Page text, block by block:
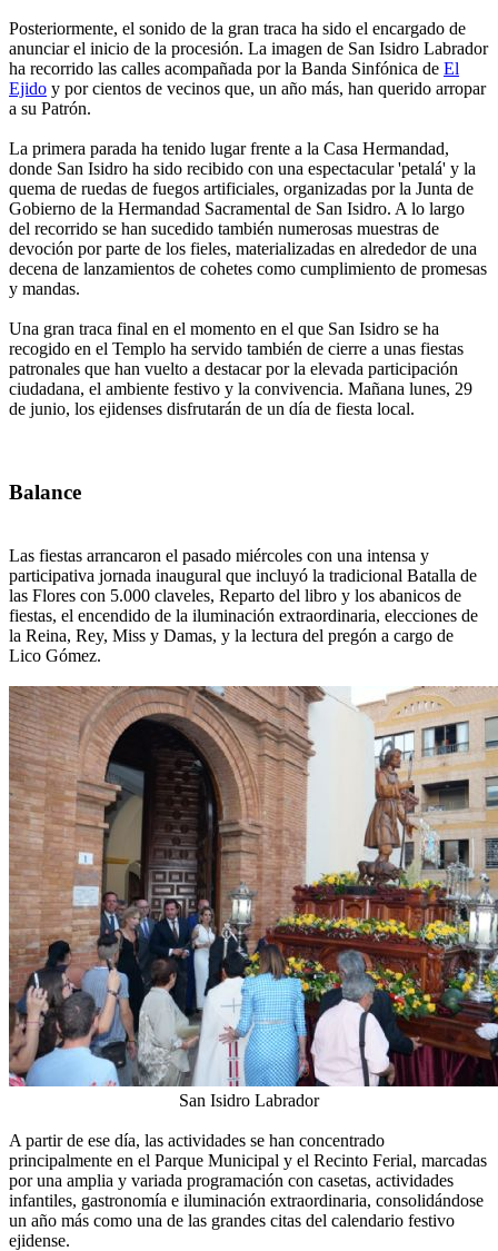
Posteriormente, el sonido de la gran traca ha sido el encargado de
anunciar el inicio de la procesión. La imagen de San Isidro Labrador
ha recorrido las calles acompañada por la Banda Sinfónica de El
Ejido y por cientos de vecinos que, un año más, han querido arropar
a su Patrón.
La primera parada ha tenido lugar frente a la Casa Hermandad,
donde San Isidro ha sido recibido con una espectacular 'petalá' y la
quema de ruedas de fuegos artificiales, organizadas por la Junta de
Gobierno de la Hermandad Sacramental de San Isidro. A lo largo
del recorrido se han sucedido también numerosas muestras de
devoción por parte de los fieles, materializadas en alrededor de una
decena de lanzamientos de cohetes como cumplimiento de promesas
y mandas.
Una gran traca final en el momento en el que San Isidro se ha
recogido en el Templo ha servido también de cierre a unas fiestas
patronales que han vuelto a destacar por la elevada participación
ciudadana, el ambiente festivo y la convivencia. Mañana lunes, 29
de junio, los ejidenses disfrutarán de un día de fiesta local.
Balance
Las fiestas arrancaron el pasado miércoles con una intensa y
participativa jornada inaugural que incluyó la tradicional Batalla de
las Flores con 5.000 claveles, Reparto del libro y los abanicos de
fiestas, el encendido de la iluminación extraordinaria, elecciones de
la Reina, Rey, Miss y Damas, y la lectura del pregón a cargo de
Lico Gómez.
San Isidro Labrador
A partir de ese día, las actividades se han concentrado
principalmente en el Parque Municipal y el Recinto Ferial, marcadas
por una amplia y variada programación con casetas, actividades
infantiles, gastronomía e iluminación extraordinaria, consolidándose
un año más como una de las grandes citas del calendario festivo
ejidense.